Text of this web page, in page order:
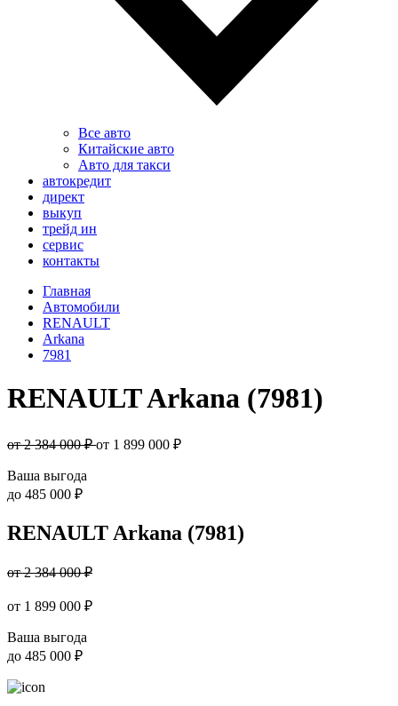
Все авто
Китайские авто
Авто для такси
автокредит
директ
выкуп
трейд ин
сервис
контакты
Главная
Автомобили
RENAULT
Arkana
7981
RENAULT Arkana (7981)
от 2 384 000 ₽от 1 899 000 ₽
Ваша выгода
до 485 000 ₽
RENAULT Arkana (7981)
от 2 384 000 ₽
от 1 899 000 ₽
Ваша выгода
до 485 000 ₽